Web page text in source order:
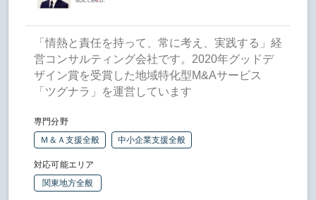
「情熱と責任を持って、常に考え、実践する」経
営コンサルティング会社です。2020年グッドデ
ザイン賞を受賞した地域特化型M&Aサービス
「ツグナラ」を運営しています
専門分野
Ｍ＆Ａ支援全般
中小企業支援全般
対応可能エリア
関東地方全般